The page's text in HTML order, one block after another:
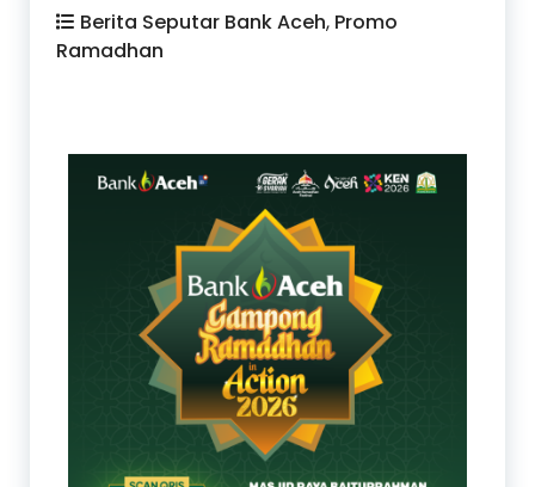
Berita Seputar Bank Aceh, Promo
Ramadhan